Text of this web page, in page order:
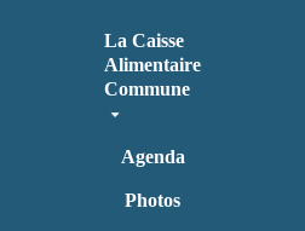
La Caisse
Alimentaire
Commune
Agenda
Photos